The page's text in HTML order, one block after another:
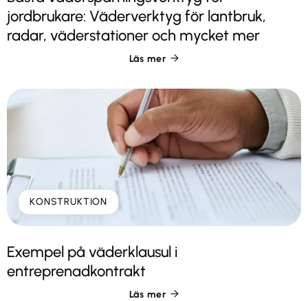
jordbrukare: Väderverktyg för lantbruk,
radar, väderstationer och mycket mer
Läs mer 
KONSTRUKTION
Exempel på väderklausul i
entreprenadkontrakt
Läs mer 